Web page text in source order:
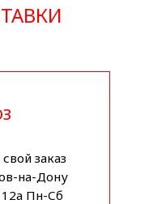
заказ
на-Дону
Пн-Сб